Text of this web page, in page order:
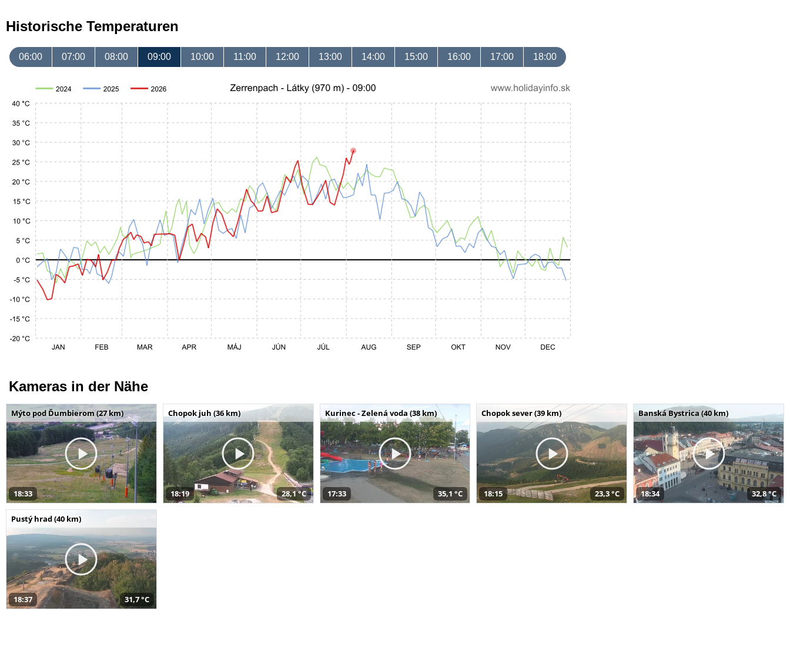
Historische Temperaturen
06:00 07:00 08:00 09:00 10:00 11:00 12:00 13:00 14:00 15:00 16:00 17:00 18:00
Kameras in der Nähe
Mýto pod Ďumbierom (27 km)
18:33
Chopok juh (36 km)
18:19 28,1 °C
Kurinec - Zelená voda (38 km)
17:33 35,1 °C
Chopok sever (39 km)
18:15 23,3 °C
Banská Bystrica (40 km)
18:34 32,8 °C
Pustý hrad (40 km)
18:37 31,7 °C